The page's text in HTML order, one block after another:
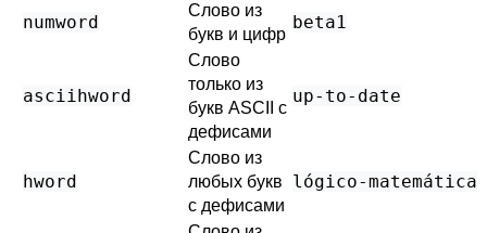
numword
Слово из
букв и цифр
beta1
asciihword
Слово
только из
букв ASCII с
дефисами
up-to-date
hword
Слово из
любых букв
с дефисами
lógico-matemática